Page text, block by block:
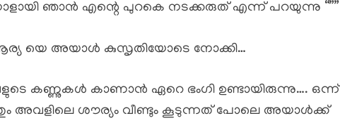
ഞാൻ എന്റെ പുറകെ നടക്കരുത് എന്ന് പറയുന്നു “””
യെ അയാൾ കുസൃതിയോടെ നോക്കി…
കണ്ണുകൾ കാണാൻ ഏറെ ഭംഗി ഉണ്ടായിരുന്നു…. ഒന്ന്
അവളിലെ ശൗര്യം വീണ്ടും കൂടുന്നത് പോലെ അയാൾക്ക്